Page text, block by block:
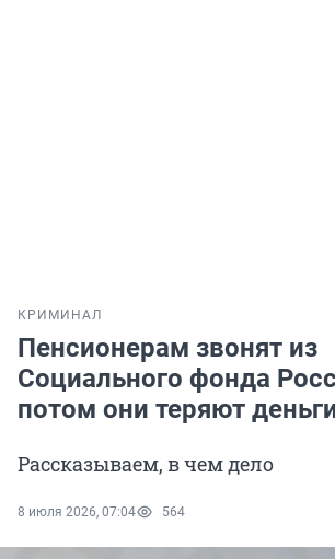
КРИМИНАЛ
Пенсионерам звонят из
Социального фонда
потом они теряют
Рассказываем, в чем дело
8 июля 2026, 07:04 564